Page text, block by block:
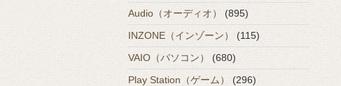
Audio（オーディオ）
(895)
INZONE（インゾーン）
(115)
VAIO（パソコン）
(680)
Play Station（ゲーム）
(296)